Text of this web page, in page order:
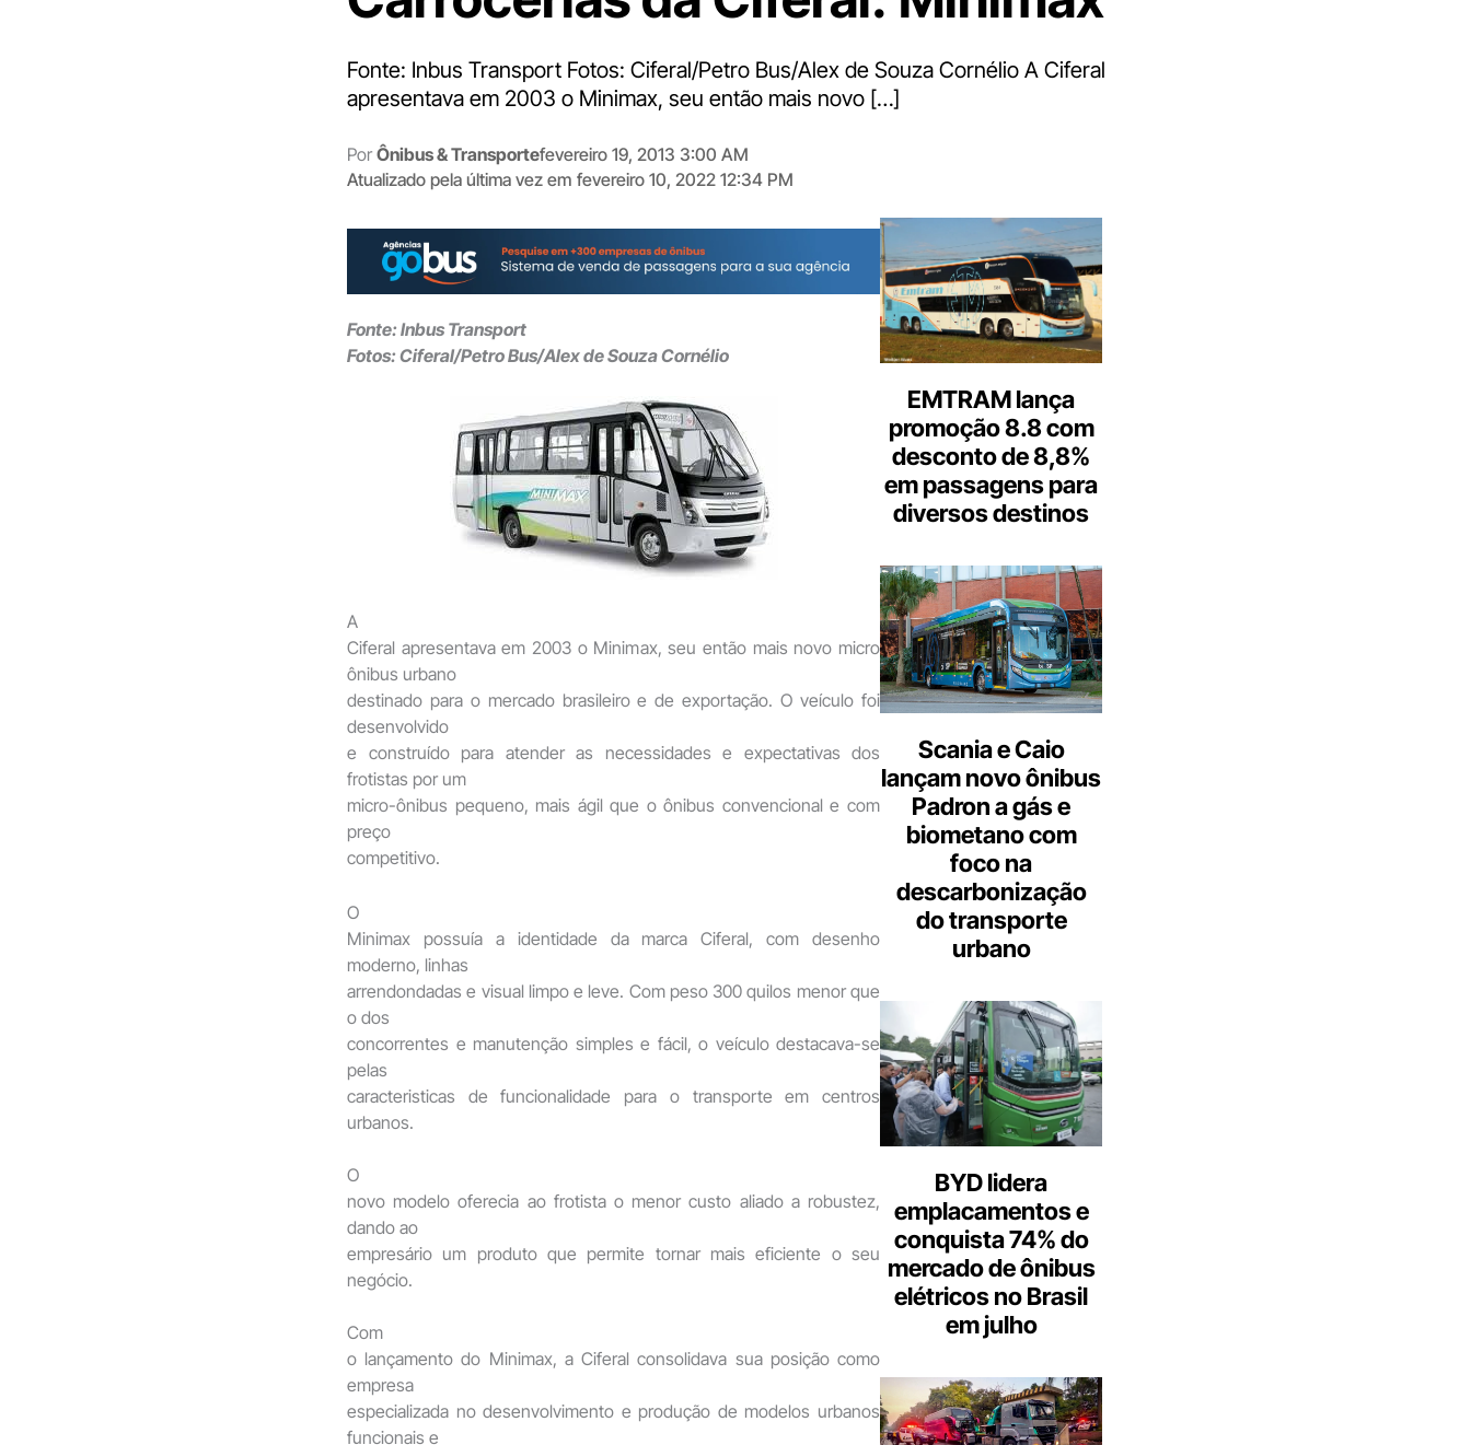
Fonte: Inbus Transport Fotos: Ciferal/Petro Bus/Alex de Souza Cornélio A Ciferal
apresentava em 2003 o Minimax, seu então mais novo […]
Por Ônibus & Transportefevereiro 19, 2013 3:00 AM
Atualizado pela última vez em fevereiro 10, 2022 12:34 PM
Fonte: Inbus Transport
Fotos: Ciferal/Petro Bus/Alex de Souza Cornélio
A
Ciferal apresentava em 2003 o Minimax, seu então mais novo micro
ônibus urbano
destinado para o mercado brasileiro e de exportação. O veículo foi
desenvolvido
e construído para atender as necessidades e expectativas dos
frotistas por um
micro-ônibus pequeno, mais ágil que o ônibus convencional e com
preço
competitivo.
O
Minimax possuía a identidade da marca Ciferal, com desenho
moderno, linhas
arrendondadas e visual limpo e leve. Com peso 300 quilos menor que
o dos
concorrentes e manutenção simples e fácil, o veículo destacava-se
pelas
caracteristicas de funcionalidade para o transporte em centros
urbanos.
O
novo modelo oferecia ao frotista o menor custo aliado a robustez,
dando ao
empresário um produto que permite tornar mais eficiente o seu
negócio.
Com
o lançamento do Minimax, a Ciferal consolidava sua posição como
empresa
especializada no desenvolvimento e produção de modelos urbanos
funcionais e
EMTRAM lança
promoção 8.8 com
desconto de 8,8%
em passagens para
diversos destinos
Scania e Caio
lançam novo ônibus
Padron a gás e
biometano com
foco na
descarbonização
do transporte
urbano
BYD lidera
emplacamentos e
conquista 74% do
mercado de ônibus
elétricos no Brasil
em julho
Digite
aqui
o
seu
e-
mail